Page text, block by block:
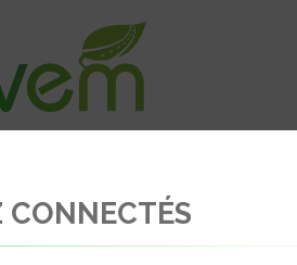
CONNECTÉS